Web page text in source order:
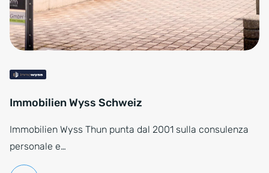
Immobilien Wyss Schweiz
Immobilien Wyss Thun punta dal 2001 sulla consulenza
personale e…